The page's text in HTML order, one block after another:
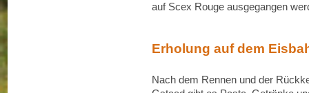
auf Scex Rouge ausgegangen
Erholung auf dem
Nach dem Rennen und der